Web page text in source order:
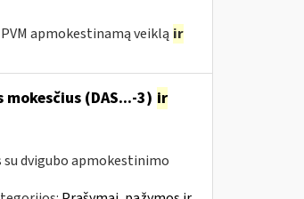
apmokestinamą veiklą ir
(DAS...-3) ir
su dvigubo apmokestinimo